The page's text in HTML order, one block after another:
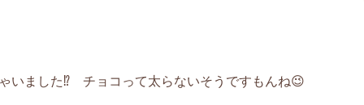
ました⁉️ チョコって太らないそうですもんね😉